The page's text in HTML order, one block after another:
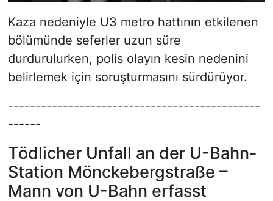
Kaza nedeniyle U3 metro hattının etkilenen
bölümünde seferler uzun süre
durdurulurken, polis olayın kesin nedenini
belirlemek için soruşturmasını sürdürüyor.
----------------------------------------------
------
Tödlicher Unfall an der U-Bahn-
Station Mönckebergstraße –
Mann von U-Bahn erfasst